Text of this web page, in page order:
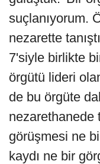
suçlanıyorum.
nezarette
7'siyle birlikte
örgütü lideri
de bu örgüte
nezarethanede
görüşmesi ne
kaydı ne bir